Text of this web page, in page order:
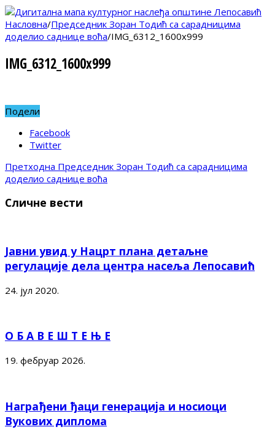
Насловна/Председник Зоран Тодић са сарадницима
доделио саднице воћа/IMG_6312_1600x999
IMG_6312_1600x999
Подели
Facebook
Twitter
Претходна Председник Зоран Тодић са сарадницима
доделио саднице воћа
Сличне вести
Јавни увид у Нацрт плана детаљне
регулације дела центра насеља Лепосавић
24. јул 2020.
О Б А В Е Ш Т Е Њ Е
19. фебруар 2026.
Награђени ђаци генерација и носиоци
Вукових диплома